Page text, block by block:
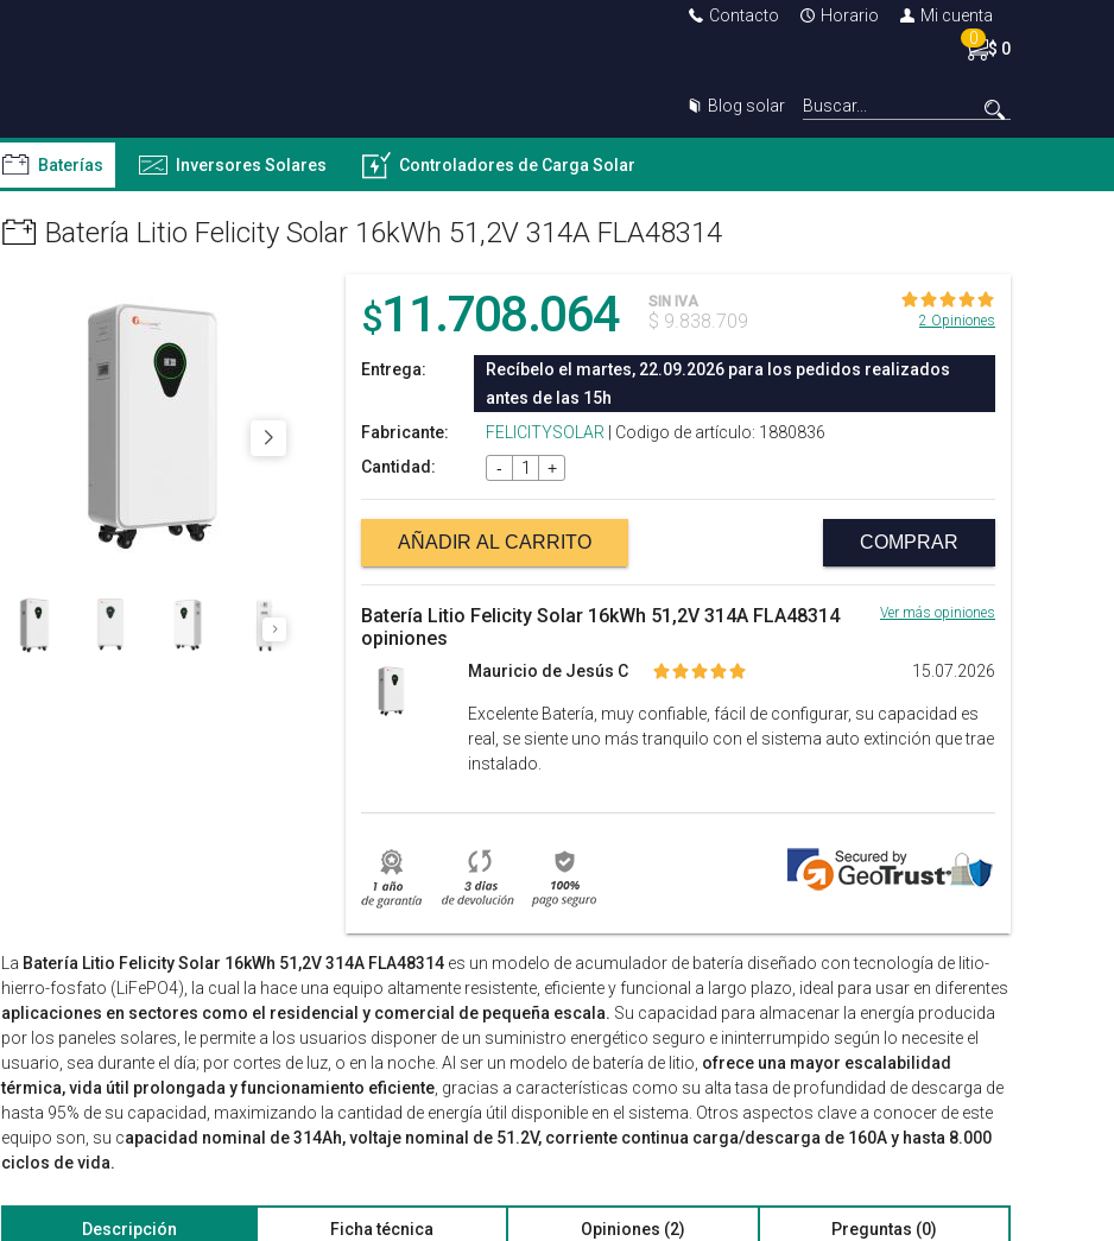
Contacto Horario
Mi cuenta
0
$ 0
Blog solar
Baterías Inversores Solares Controladores de Carga Solar
Batería Litio Felicity Solar 16kWh 51,2V 314A FLA48314
$11.708.064 SIN IVA
$ 9.838.709 2 Opiniones
Entrega:
Recíbelo el martes, 22.09.2026 para los pedidos realizados
antes de las 15h
Fabricante:
FELICITYSOLAR | Codigo de artículo: 1880836
Cantidad:
- +
AÑADIR AL CARRITO COMPRAR
Batería Litio Felicity Solar 16kWh 51,2V 314A FLA48314
opiniones
Ver más opiniones
Mauricio de Jesús C 15.07.2026
Excelente Batería, muy confiable, fácil de configurar, su capacidad es
real, se siente uno más tranquilo con el sistema auto extinción que trae
instalado.
La Batería Litio Felicity Solar 16kWh 51,2V 314A FLA48314 es un modelo de acumulador de batería diseñado con tecnología de litio-
hierro-fosfato (LiFePO4), la cual la hace una equipo altamente resistente, eficiente y funcional a largo plazo, ideal para usar en diferentes
aplicaciones en sectores como el residencial y comercial de pequeña escala. Su capacidad para almacenar la energía producida
por los paneles solares, le permite a los usuarios disponer de un suministro energético seguro e ininterrumpido según lo necesite el
usuario, sea durante el día; por cortes de luz, o en la noche. Al ser un modelo de batería de litio, ofrece una mayor escalabilidad
térmica, vida útil prolongada y funcionamiento eficiente , gracias a características como su alta tasa de profundidad de descarga de
hasta 95% de su capacidad, maximizando la cantidad de energía útil disponible en el sistema. Otros aspectos clave a conocer de este
equipo son, su capacidad nominal de 314Ah, voltaje nominal de 51.2V, corriente continua carga/descarga de 160A y hasta 8.000
ciclos de vida.
Descripción Ficha técnica Opiniones (2) Preguntas (0)